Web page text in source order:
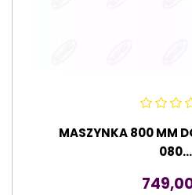
MASZYNKA 800 MM
080...
Cena